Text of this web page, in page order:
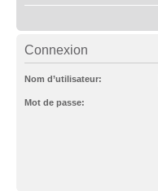
Connexion
Nom d’utilisateur:
Mot de passe: